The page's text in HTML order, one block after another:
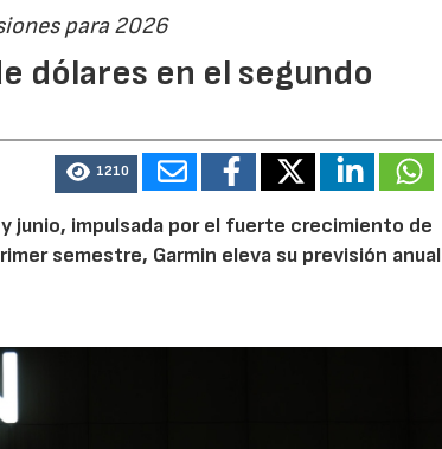
para 2026
dólares en el segundo
1210
junio, impulsada por el fuerte crecimiento de
semestre, Garmin eleva su previsión anual